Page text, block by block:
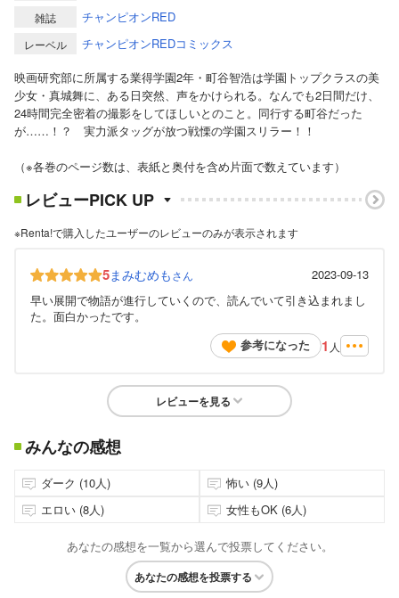
雑誌 チャンピオンRED
レーベル
チャンピオンREDコミックス
映画研究部に所属する業得学園2年・町谷智浩は学園トップクラスの美
少女・真城舞に、ある日突然、声をかけられる。なんでも2日間だけ、
24時間完全密着の撮影をしてほしいとのこと。同行する町谷だった
が……！？ 実力派タッグが放つ戦慄の学園スリラー！！
（※各巻のページ数は、表紙と奥付を含め片面で数えています）
レビューPICK UP
※Renta!で購入したユーザーのレビューのみが表示されます
5まみむめもさん
2023-09-13
早い展開で物語が進行していくので、読んでいて引き込まれまし
た。面白かったです。
参考になった
1 人
レビューを見る
みんなの感想
ダーク (10人)
怖い (9人)
エロい (8人)
女性もOK (6人)
あなたの感想を一覧から選んで投票してください。
あなたの感想を投票する